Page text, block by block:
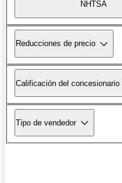
NHTSA
Reducciones de precio
Calificación del concesionario
Tipo de vendedor